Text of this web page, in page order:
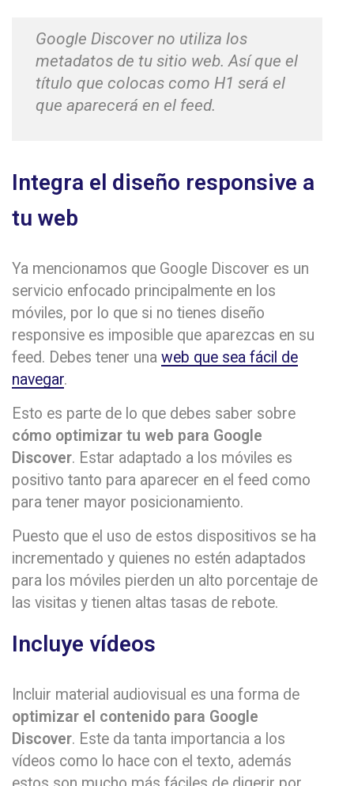
Google Discover no utiliza los
metadatos de tu sitio web. Así que el
título que colocas como H1 será el
que aparecerá en el feed.
Integra el diseño responsive a
tu web
Ya mencionamos que Google Discover es un
servicio enfocado principalmente en los
móviles, por lo que si no tienes diseño
responsive es imposible que aparezcas en su
feed. Debes tener una web que sea fácil de
navegar.
Esto es parte de lo que debes saber sobre
cómo optimizar tu web para Google
Discover. Estar adaptado a los móviles es
positivo tanto para aparecer en el feed como
para tener mayor posicionamiento.
Puesto que el uso de estos dispositivos se ha
incrementado y quienes no estén adaptados
para los móviles pierden un alto porcentaje de
las visitas y tienen altas tasas de rebote.
Incluye vídeos
Incluir material audiovisual es una forma de
optimizar el contenido para Google
Discover. Este da tanta importancia a los
vídeos como lo hace con el texto, además